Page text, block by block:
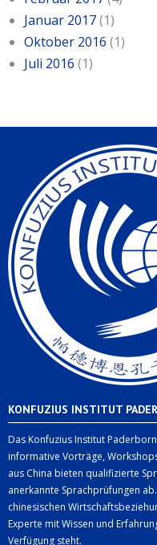
Januar 2017(1)
Oktober 2016 (1)
Juli 2016 (1)
KONFUZIUS INSTITUT
Das Konfuzius Institut
informative Vorträge,
aus China bieten qualifizierte
anerkannte Sprachprüfungen
chinesischen
Experte mit Wissen und
Verfügung steht.